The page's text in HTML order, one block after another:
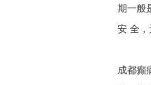
期一般
安 全，
成都癫